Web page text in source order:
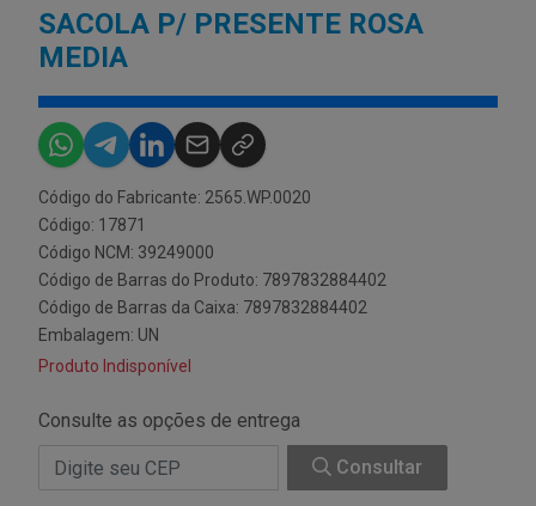
SACOLA P/ PRESENTE ROSA
MEDIA
Código do Fabricante: 2565.WP.0020
Código: 17871
Código NCM: 39249000
Código de Barras do Produto: 7897832884402
Código de Barras da Caixa: 7897832884402
Embalagem: UN
Produto Indisponível
Consulte as opções de entrega
Consultar